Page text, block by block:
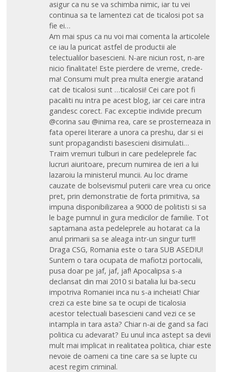
asigur ca nu se va schimba nimic, iar tu vei
continua sa te lamentezi cat de ticalosi pot sa
fie ei…
Am mai spus ca nu voi mai comenta la articolele
ce iau la puricat astfel de productii ale
telectualilor basescieni. N-are niciun rost, n-are
nicio finalitate! Este pierdere de vreme, crede-
ma! Consumi mult prea multa energie aratand
cat de ticalosi sunt …ticalosii! Cei care pot fi
pacaliti nu intra pe acest blog, iar cei care intra
gandesc corect. Fac exceptie individe precum
@corina sau @inima rea, care se prosterneaza in
fata operei literare a unora ca preshu, dar si ei
sunt propagandisti basescieni disimulati…
Traim vremuri tulburi in care pedeleprele fac
lucruri aiuritoare, precum numirea de ieri a lui
lazaroiu la ministerul muncii. Au loc drame
cauzate de bolsevismul puterii care vrea cu orice
pret, prin demonstratie de forta primitiva, sa
impuna disponibilizarea a 9000 de politisti si sa
le bage pumnul in gura medicilor de familie. Tot
saptamana asta pedeleprele au hotarat ca la
anul primarii sa se aleaga intr-un singur tur!!!
Draga CSG, Romania este o tara SUB ASEDIU!
Suntem o tara ocupata de mafiotzi portocalii,
pusa doar pe jaf, jaf, jaf! Apocalipsa s-a
declansat din mai 2010 si batalia lui ba-secu
impotriva Romaniei inca nu s-a incheiat! Chiar
crezi ca este bine sa te ocupi de ticalosia
acestor telectuali basescieni cand vezi ce se
intampla in tara asta? Chiar n-ai de gand sa faci
politica cu adevarat? Eu unul inca astept sa devii
mult mai implicat in realitatea politica, chiar este
nevoie de oameni ca tine care sa se lupte cu
acest regim criminal.